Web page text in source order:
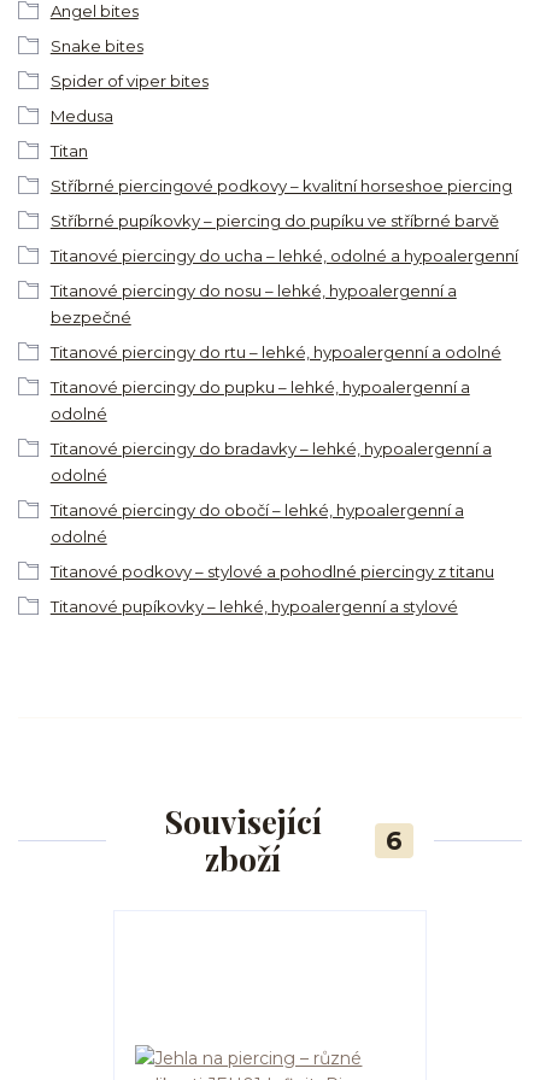
Angel bites
Snake bites
Spider of viper bites
Medusa
Titan
Stříbrné piercingové podkovy – kvalitní horseshoe piercing
Stříbrné pupíkovky – piercing do pupíku ve stříbrné barvě
Titanové piercingy do ucha – lehké, odolné a hypoalergenní
Titanové piercingy do nosu – lehké, hypoalergenní a
bezpečné
Titanové piercingy do rtu – lehké, hypoalergenní a odolné
Titanové piercingy do pupku – lehké, hypoalergenní a
odolné
Titanové piercingy do bradavky – lehké, hypoalergenní a
odolné
Titanové piercingy do obočí – lehké, hypoalergenní a
odolné
Titanové podkovy – stylové a pohodlné piercingy z titanu
Titanové pupíkovky – lehké, hypoalergenní a stylové
Související
zboží
6